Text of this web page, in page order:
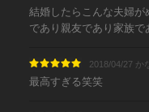
結婚したらこんな夫婦が
であり親友であり家族で
2018/04/27 か
最高すぎる笑笑